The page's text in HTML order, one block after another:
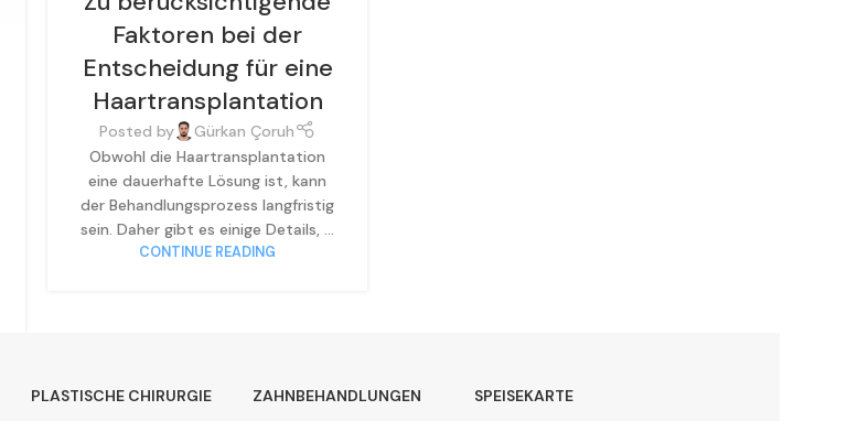
Faktoren bei der
Entscheidung für eine
Haartransplantation
Posted by
Gürkan Çoruh
Obwohl die Haartransplantation
eine dauerhafte Lösung ist, kann
der Behandlungsprozess langfristig
sein. Daher gibt es einige Details, ...
CONTINUE READING
PLASTISCHE CHIRURGIE
ZAHNBEHANDLUNGEN
SPEISEKARTE